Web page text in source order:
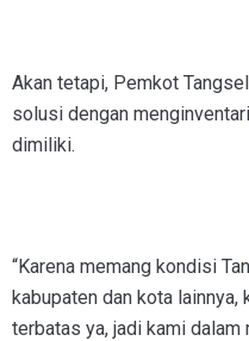
Akan tetapi, Pemkot
solusi dengan
dimiliki.
“Karena memang kondisi
kabupaten dan kota lainnya,
terbatas ya, jadi kami